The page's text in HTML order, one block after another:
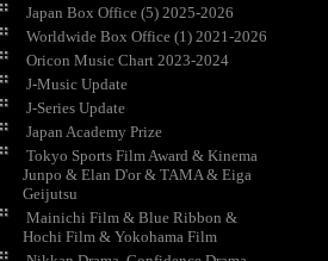
Japan Box Office (5) 2025-2026
Worldwide Box Office (1) 2021-2026
Oricon Music Chart 2023-2024
J-Music Update
J-Series Update
Japan Academy Prize
Tokyo Sports Film Award & Kinema
Junpo & Elan D'or & TAMA & Eiga
Geijutsu
Mainichi Film & Blue Ribbon &
Hochi Film & Yokohama Film